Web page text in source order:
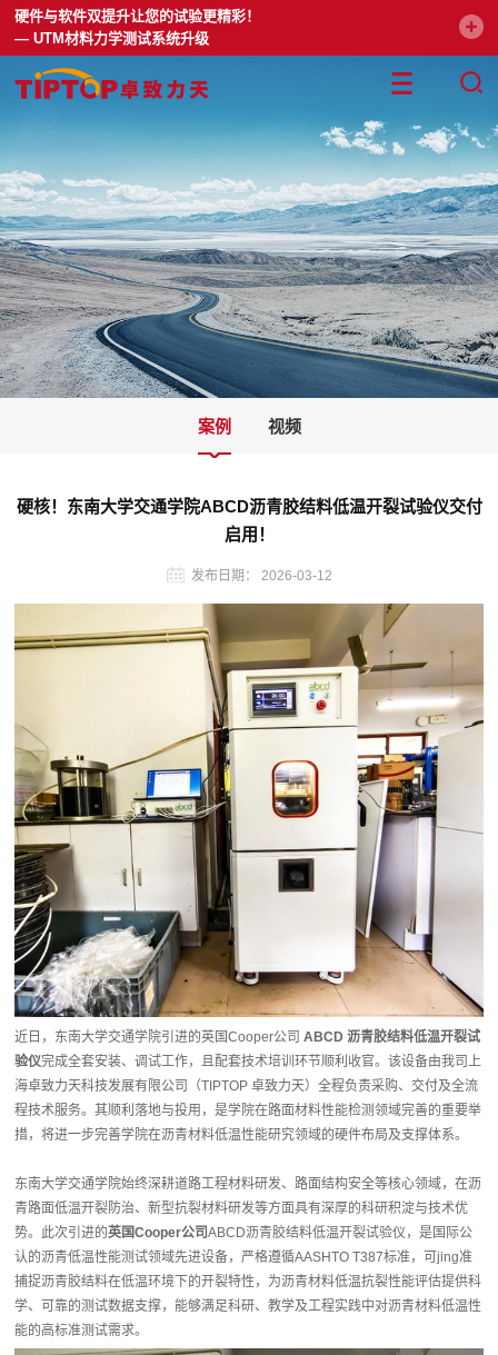
硬件与软件双提升让您的试验更精彩！
— UTM材料力学测试系统升级
案例 视频
硬核！东南大学交通学院ABCD沥青胶结料低温开裂试验仪交付
启用！
发布日期： 2026-03-12
近日，东南大学交通学院引进的英国Cooper公司ABCD 沥青胶结料低温开裂试
验仪完成全套安装、调试工作，且配套技术培训环节顺利收官。该设备由我司上
海卓致力天科技发展有限公司（TIPTOP 卓致力天）全程负责采购、交付及全流
程技术服务。其顺利落地与投用，是学院在路面材料性能检测领域完善的重要举
措，将进一步完善学院在沥青材料低温性能研究领域的硬件布局及支撑体系。
东南大学交通学院始终深耕道路工程材料研发、路面结构安全等核心领域，在沥
青路面低温开裂防治、新型抗裂材料研发等方面具有深厚的科研积淀与技术优
势。此次引进的英国Cooper公司ABCD沥青胶结料低温开裂试验仪，是国际公
认的沥青低温性能测试领域先进设备，严格遵循AASHTO T387标准，可jing准
捕捉沥青胶结料在低温环境下的开裂特性，为沥青材料低温抗裂性能评估提供科
学、可靠的测试数据支撑，能够满足科研、教学及工程实践中对沥青材料低温性
能的高标准测试需求。